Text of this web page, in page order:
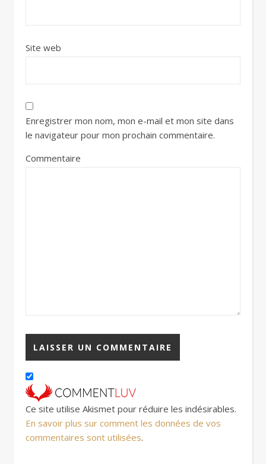
Site web
Enregistrer mon nom, mon e-mail et mon site dans
le navigateur pour mon prochain commentaire.
Commentaire
Ce site utilise Akismet pour réduire les indésirables.
En savoir plus sur comment les données de vos
commentaires sont utilisées.